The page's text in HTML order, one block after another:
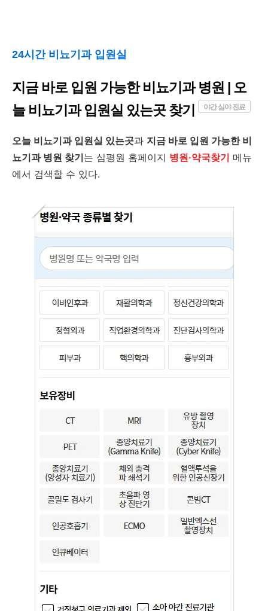
24시간 비뇨기과 입원실
지금 바로 입원 가능한 비뇨기과 병원 | 오
늘 비뇨기과 입원실 있는곳 찾기
야간 심야 진료
오늘 비뇨기과 입원실 있는곳과 지금 바로 입원 가능한 비
뇨기과 병원 찾기는 심평원 홈페이지 병원·약국찾기 메뉴
에서 검색할 수 있다.